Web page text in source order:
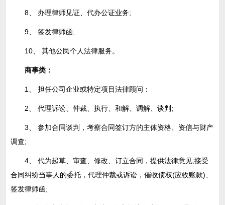
8、 办理律师见证、代办公证业务;
9、 签发律师函;
10、 其他公民个人法律服务。
商事类：
1、 担任公司企业或特定项目法律顾问：
2、 代理诉讼、仲裁、执行、和解、调解、谈判;
3、 参加合同谈判，考察合同签订方的主体资格、资信与财产
调查;
4、 代为起草、审查、修改、订立合同，提供法律意见;接受
合同纠纷当事人的委托，代理仲裁或诉讼，催收债权(应收账款)、
签发律师函;